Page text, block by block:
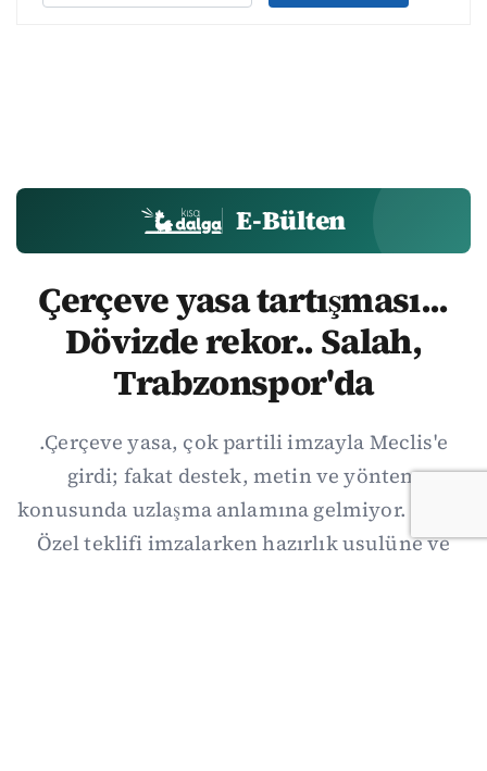
E-Bülten
Çerçeve yasa tartışması...
Dövizde rekor.. Salah,
Trabzonspor'da
.Çerçeve yasa, çok partili imzayla Meclis'e
girdi; fakat destek, metin ve yöntem
konusunda uzlaşma anlamına gelmiyor. Özgür
Özel teklifi imzalarken hazırlık usulüne ve